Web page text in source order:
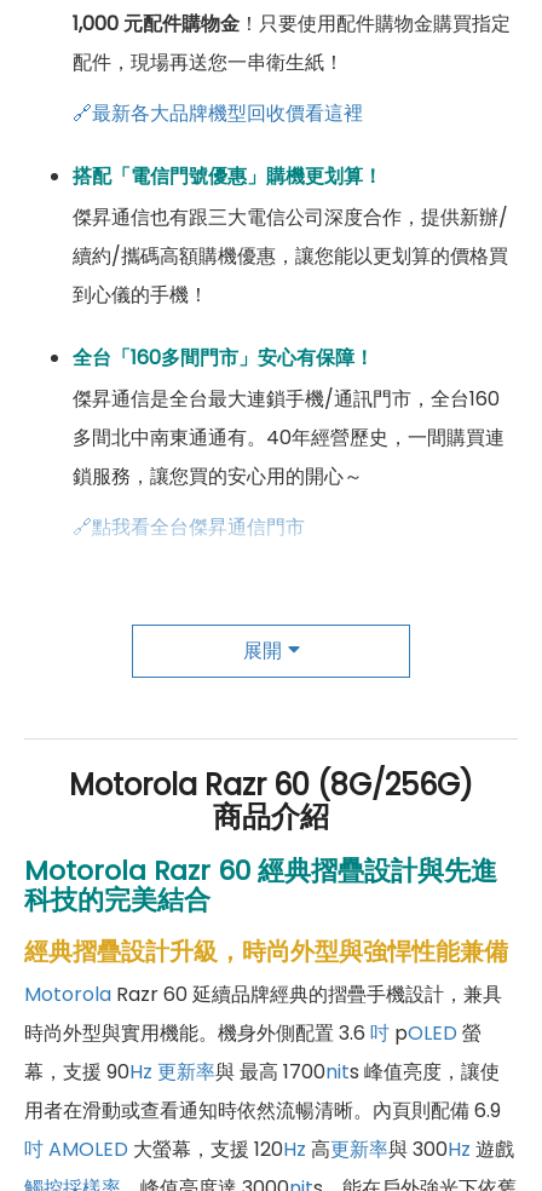
1,000 元配件購物金 ！只要使用配件購物金購買指定
配件，現場再送您一串衛生紙！
🔗最新各大品牌機型回收價看這裡
搭配「電信門號優惠」購機更划算！
傑昇通信也有跟三大電信公司深度合作，提供新辦/
續約/攜碼高額購機優惠，讓您能以更划算的價格買
到心儀的手機！
全台「160多間門市」安心有保障！
傑昇通信是全台最大連鎖手機/通訊門市，全台160
多間北中南東通通有。40年經營歷史，一間購買連
鎖服務，讓您買的安心用的開心～
🔗點我看全台傑昇通信門市
傑昇尊榮會員除了可以「消費集點兌換商品」，每半
年還有「200元配件購物金」，每年再送「VIP生日
展開
Motorola Razr 60 (8G/256G)
商品介紹
Motorola Razr 60 經典摺疊設計與先進
科技的完美結合
經典摺疊設計升級，時尚外型與強悍性能兼備
Motorola Razr 60 延續品牌經典的摺疊手機設計，兼具
時尚外型與實用機能。機身外側配置 3.6 吋 pOLED 螢
幕，支援 90Hz 更新率與 最高 1700nits 峰值亮度，讓使
用者在滑動或查看通知時依然流暢清晰。內頁則配備 6.9
吋AMOLED 大螢幕，支援 120Hz 高更新率與 300Hz 遊戲